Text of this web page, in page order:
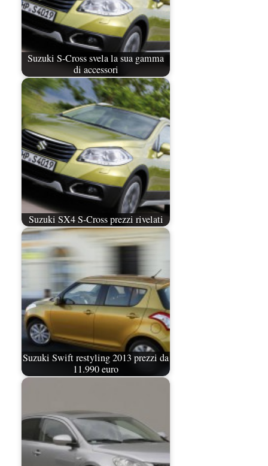
Suzuki S-Cross svela la sua gamma
di accessori
Suzuki SX4 S-Cross prezzi rivelati
Suzuki Swift restyling 2013 prezzi da
11.990 euro